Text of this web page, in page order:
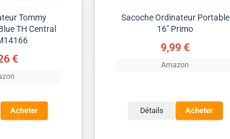
Tommy
TH Central
€
Acheter
Sacoche Ordinateur Portable
16" Primo
9,99 €
Amazon
Détails Acheter